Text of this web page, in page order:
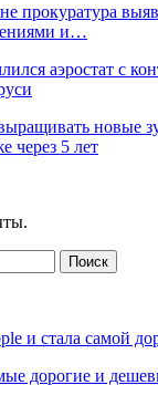
прокуратура
и…
аэростат с
новые
через 5 лет
и стала самой
дорогие и